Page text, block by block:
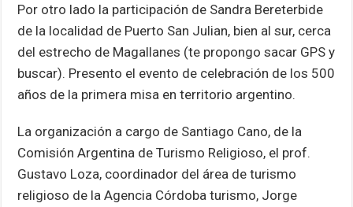
Por otro lado la participación de Sandra Bereterbide
de la localidad de Puerto San Julian, bien al sur, cerca
del estrecho de Magallanes (te propongo sacar GPS y
buscar). Presento el evento de celebración de los 500
años de la primera misa en territorio argentino.
La organización a cargo de Santiago Cano, de la
Comisión Argentina de Turismo Religioso, el prof.
Gustavo Loza, coordinador del área de turismo
religioso de la Agencia Córdoba turismo, Jorge